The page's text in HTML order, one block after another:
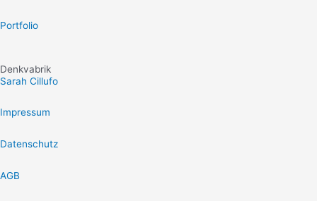
Portfolio
Denkvabrik
Sarah Cillufo
Impressum
Datenschutz
AGB